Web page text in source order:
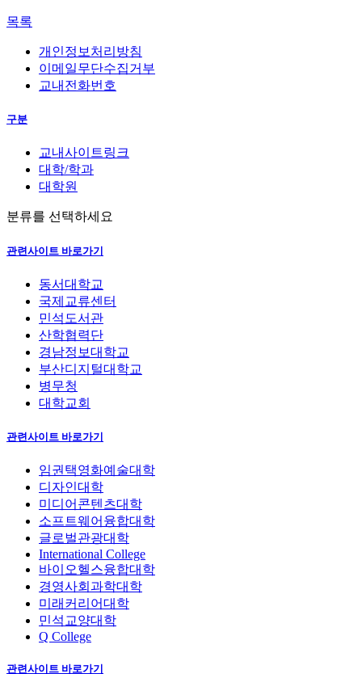
목록
개인정보처리방침
이메일무단수집거부
교내전화번호
구분
교내사이트링크
대학/학과
대학원
분류를 선택하세요
관련사이트 바로가기
동서대학교
국제교류센터
민석도서관
산학협력단
경남정보대학교
부산디지털대학교
병무청
대학교회
관련사이트 바로가기
임권택영화예술대학
디자인대학
미디어콘텐츠대학
소프트웨어융합대학
글로벌관광대학
International College
바이오헬스융합대학
경영사회과학대학
미래커리어대학
민석교양대학
Q College
관련사이트 바로가기